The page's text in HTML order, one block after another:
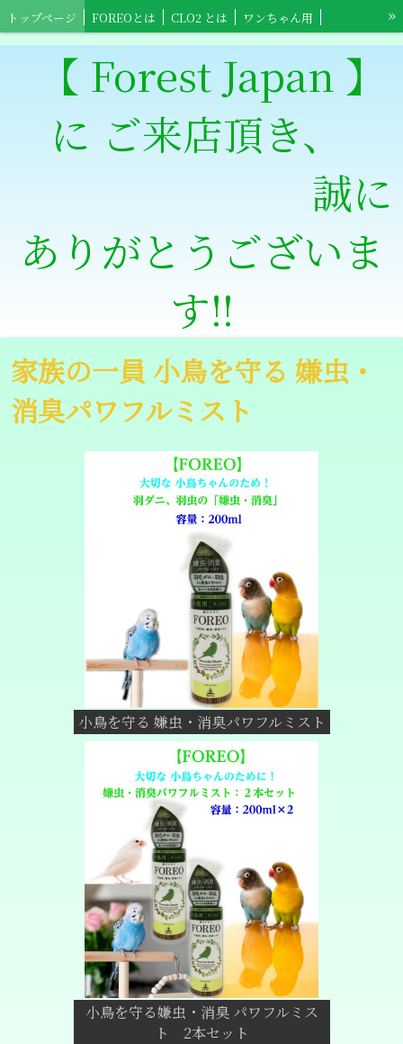
トップページ FOREOとは CLO2 とは
ワンちゃん用
【Foreo】高齢者介護用
ワンちゃんショップ
ネコちゃんショップ
小動物ショップ
スポーツ全般用ショップ
【Foreo】高齢者介護ショップ 特定商取引法表記
»
【 Forest Japan 】
に ご来店頂き、
誠に
ありがとうございま
す‼
家族の一員 小鳥を守る 嫌虫・
消臭パワフルミスト
小鳥を守る 嫌虫・消臭パワフルミスト
小鳥を守る嫌虫・消臭 パワフルミス
ト 2本セット